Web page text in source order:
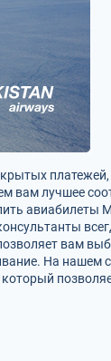
платежей,
вам лучшее
авиабилеты
вам
На нашем